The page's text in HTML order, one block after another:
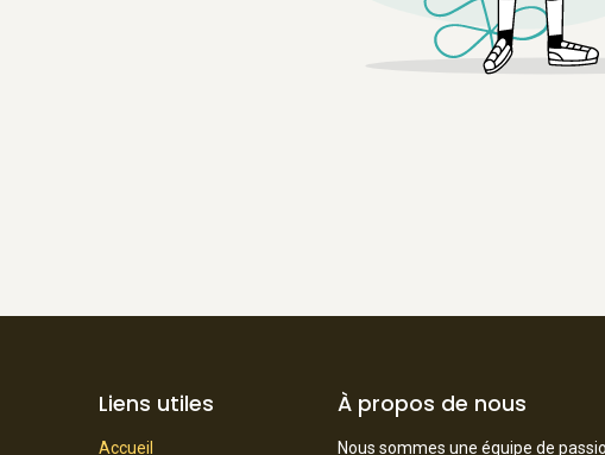
Liens utiles
Accueil
À propos de nous
Nous sommes une équipe de